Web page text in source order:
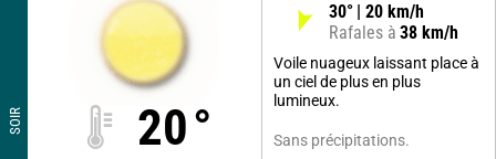
SOIR 20°
30° 20 km/h
Rafales à 38 km/h
Voile nuageux laissant place à
un ciel de plus en plus
lumineux.
Sans précipitations.